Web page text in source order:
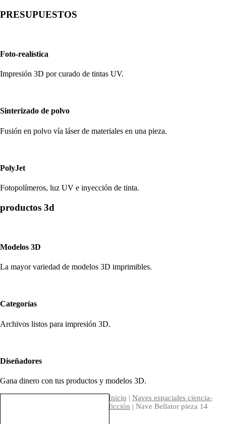
PRESUPUESTOS
Foto-realística
Impresión 3D por curado de tintas UV.
Sinterizado de polvo
Fusión en polvo vía láser de materiales en una pieza.
PolyJet
Fotopolímeros, luz UV e inyección de tinta.
productos 3d
Modelos 3D
La mayor variedad de modelos 3D imprimibles.
Categorías
Archivos listos para impresión 3D.
Diseñadores
Gana dinero con tus productos y modelos 3D.
Inicio |Naves espaciales ciencia-
ficción | Nave Bellator pieza 14